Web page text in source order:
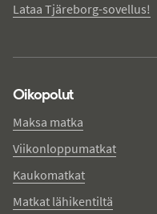
Lataa Tjäreborg-sovellus!
Oikopolut
Maksa matka
Viikonloppumatkat
Kaukomatkat
Matkat lähikentiltä